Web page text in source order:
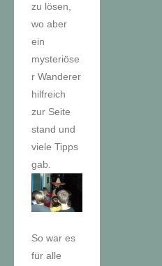
zu lösen,
wo aber
ein
mysteriöse
r Wanderer
hilfreich
zur Seite
stand und
viele Tipps
gab.
So war es
für alle